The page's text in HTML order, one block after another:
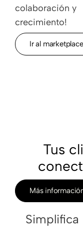
colaboración y
crecimiento!
Ir al marketplace
Tus
Más
Simplifica